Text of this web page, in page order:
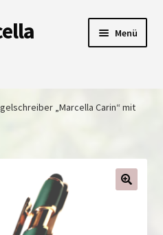
Menü
„Marcella Carin“ mit